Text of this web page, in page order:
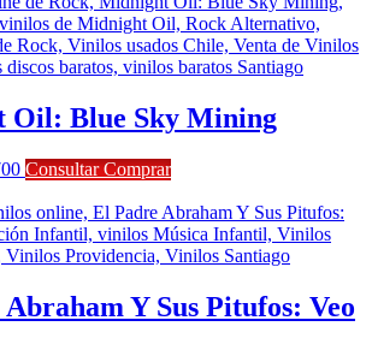
es:
$16.200.
Oil: Blue Sky Mining
El
actual
es:
$29.700.
Consultar Comprar
Y Sus Pitufos: Veo